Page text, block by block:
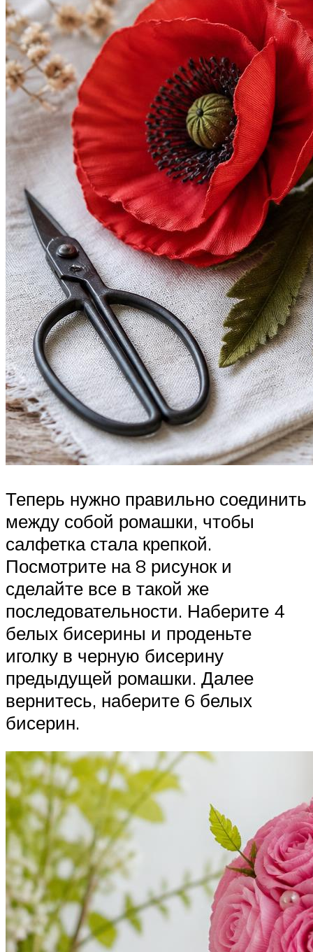
Теперь нужно правильно соединить
между собой ромашки, чтобы
салфетка стала крепкой.
Посмотрите на 8 рисунок и
сделайте все в такой же
последовательности. Наберите 4
белых бисерины и проденьте
иголку в черную бисерину
предыдущей ромашки. Далее
вернитесь, наберите 6 белых
бисерин.